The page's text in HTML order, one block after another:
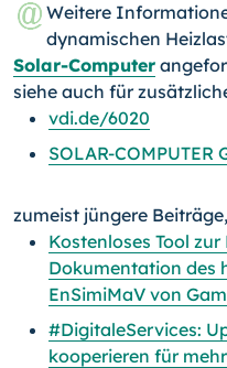
Weitere
dynamischen
Solar-Computer
siehe auch für
vdi.de/6020
SOLAR-COMPUTER
zumeist jüngere
Kostenloses Tool
Dokumentation des
EnSimiMaV von
#DigitaleServices:
kooperieren für